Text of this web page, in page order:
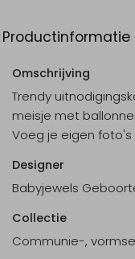
Productinformatie
Omschrijving
Trendy
meisje met
Voeg je eigen
Designer
Babyjewels
Collectie
Communie-,